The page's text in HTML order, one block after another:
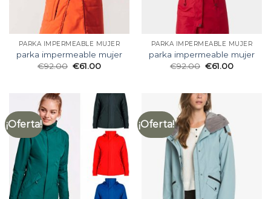
PARKA IMPERMEABLE MUJER
parka impermeable mujer
€92.00 €61.00
PARKA IMPERMEABLE MUJER
parka impermeable mujer
€92.00 €61.00
¡Oferta! ¡Oferta!